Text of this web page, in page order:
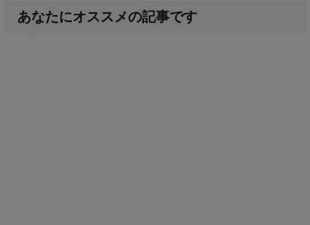
あなたにオススメの記事です